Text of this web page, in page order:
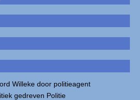
Willeke door politieagent
gedreven Politie